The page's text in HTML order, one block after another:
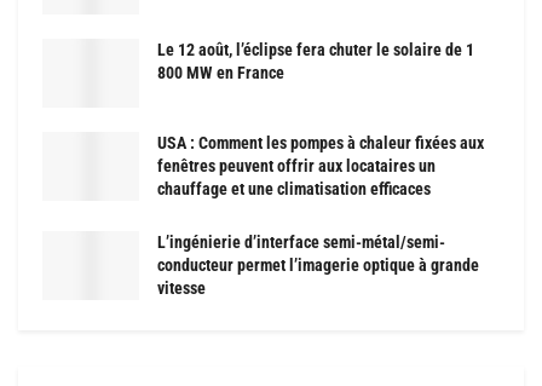
Le 12 août, l’éclipse fera chuter le solaire de 1
800 MW en France
USA : Comment les pompes à chaleur fixées aux
fenêtres peuvent offrir aux locataires un
chauffage et une climatisation efficaces
L’ingénierie d’interface semi-métal/semi-
conducteur permet l’imagerie optique à grande
vitesse